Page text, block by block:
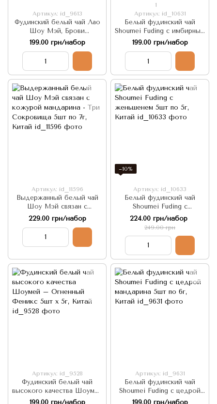
Артикул: id_9613
Фудинский белый чай Лао
Шоу Мэй, Брови
Долголетие 5шт по 6г,
Китай
199.00 грн/набор
1
Артикул: id_10631
Белый фудинский чай
Shoumei Fuding с имбирным
кардамоном Amomum
villosum 5шт по 5г, Китай
199.00 грн/набор
Артикул: id_11596
Выдержанный белый чай
Шоу Мэй связан с
кожурой мандарина - Три
Сокровища 5шт по 7г,
229.00 грн/набор
−10%
Артикул: id_10633
Белый фудинский чай
Shoumei Fuding с
женьшенем 5шт по 5г,
Китай
224.00 грн/набор
249.00 грн
Артикул: id_9528
Фудинский белый чай
высокого качества Шоумей
– Огненный Феникс 5шт х
199.00 грн/набор
Артикул: id_9631
Белый фудинский чай
Shoumei Fuding с цедрой
мандарина 5шт по 6г, Китай
199.00 грн/набор